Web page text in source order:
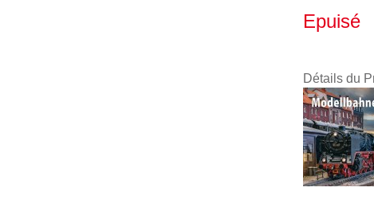
Epuisé
Détails du